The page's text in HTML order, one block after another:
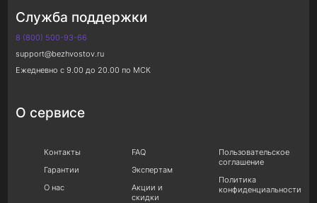
Служба поддержки
8 (800) 500-93-66
support@bezhvostov.ru
Ежедневно с 9.00 до 20.00 по МСК
О сервисе
Контакты
Гарантии
О нас
FAQ
Экспертам
Акции и
скидки
Пользовательское
соглашение
Политика
конфиденциальности